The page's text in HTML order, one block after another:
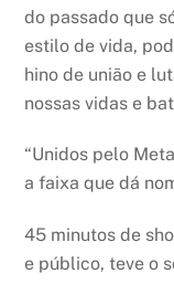
do passado que
estilo de vida,
hino de união e
nossas vidas e
“Unidos pelo
a faixa que dá
45 minutos de
e público, teve o